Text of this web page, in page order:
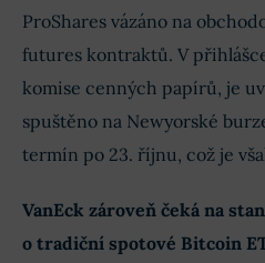
ProShares vázáno na
futures kontraktů. V
komise cenných papírů, je
spuštěno na Newyorské
termín po 23. říjnu, což je
VanEck zároveň čeká na
o tradiční spotové Bitcoin